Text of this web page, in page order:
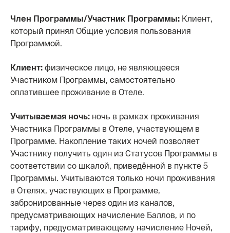
Член Программы/Участник Программы: Клиент,
который принял Общие условия пользования
Программой.
Клиент: физическое лицо, не являющееся
Участником Программы, самостоятельно
оплатившее проживание в Отеле.
Учитываемая ночь: ночь в рамках проживания
Участника Программы в Отеле, участвующем в
Программе. Накопление таких ночей позволяет
Участнику получить один из Статусов Программы в
соответствии со шкалой, приведённой в пункте 5
Программы. Учитываются только ночи проживания
в Отелях, участвующих в Программе,
забронированные через один из каналов,
предусматривающих начисление Баллов, и по
тарифу, предусматривающему начисление Ночей,